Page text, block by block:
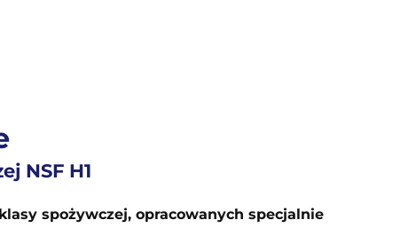
NSF H1
spożywczej, opracowanych specjalnie